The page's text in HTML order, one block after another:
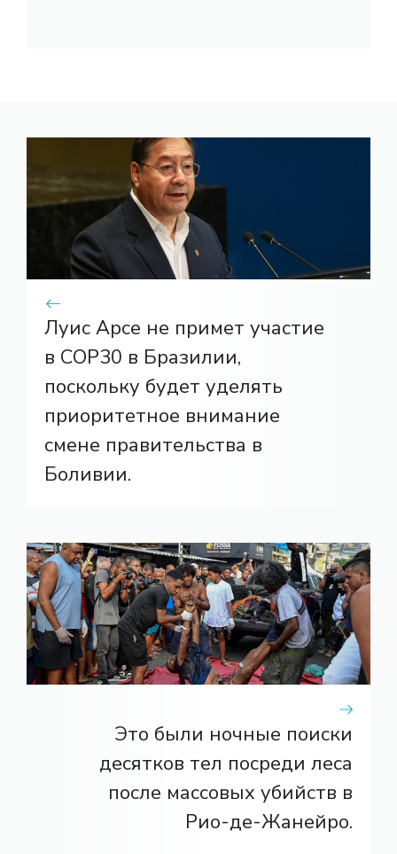
Луис Арсе не примет участие
в COP30 в Бразилии,
поскольку будет уделять
приоритетное внимание
смене правительства в
Боливии.
Это были ночные поиски
десятков тел посреди леса
после массовых убийств в
Рио-де-Жанейро.